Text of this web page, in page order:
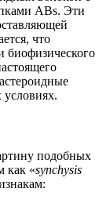
АВs. Эти
что
биофизического
подобных
как «synchysis